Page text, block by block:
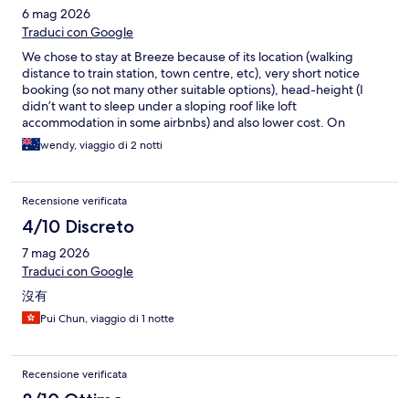
6 mag 2026
Traduci con Google
We chose to stay at Breeze because of its location (walking
distance to train station, town centre, etc), very short notice
booking (so not many other suitable options), head-height (I
didn’t want to sleep under a sloping roof like loft
accommodation in some airbnbs) and also lower cost. On
reflection, we more than spent what we had saved on food and
drink, which could have been considerably cheaper if we’d had
itself truly, so for what it was, it was quite good.
wendy, viaggio di 2 notti
Recensione verificata
4/10 Discreto
7 mag 2026
Traduci con Google
沒有
Pui Chun, viaggio di 1 notte
Recensione verificata